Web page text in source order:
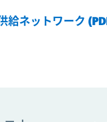
給ネットワーク